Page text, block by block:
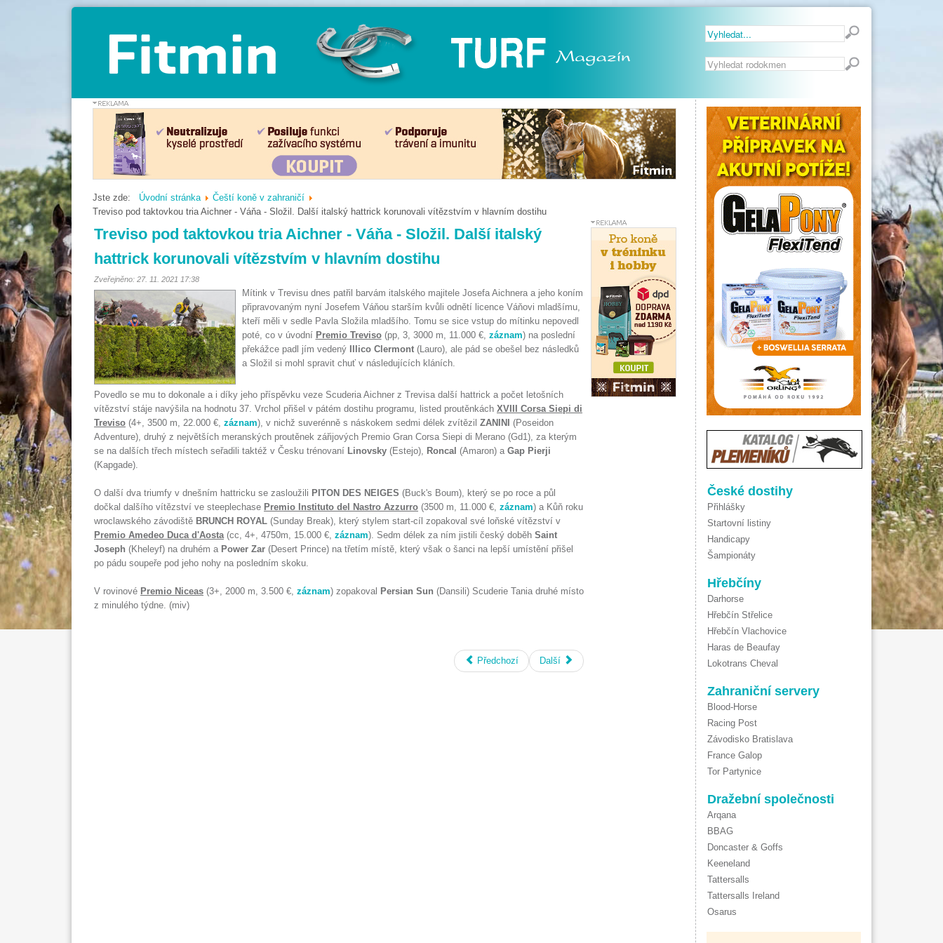
Vyhledávání...
České dostihy
Přihlášky
Startovní listiny
Handicapy
Šampionáty
Hřebčíny
Darhorse
Hřebčín Střelice
Hřebčín Vlachovice
Haras de Beaufay
Lokotrans Cheval
Zahraniční servery
Blood-Horse
Racing Post
Závodisko Bratislava
France Galop
Tor Partynice
Dražební společnosti
Arqana
BBAG
Doncaster & Goffs
Keeneland
Tattersalls
Tattersalls Ireland
Osarus
Jste zde: Úvodní stránka
Čeští koně v zahraničí
Treviso pod taktovkou tria Aichner - Váňa - Složil. Další italský hattrick korunovali vítězstvím v hlavním dostihu
Treviso pod taktovkou tria Aichner - Váňa - Složil. Další italský
hattrick korunovali vítězstvím v hlavním dostihu
Zveřejněno: 27. 11. 2021 17:38
Mítink v Trevisu dnes patřil barvám italského majitele Josefa Aichnera a jeho koním
připravovaným nyní Josefem Váňou starším kvůli odnětí licence Váňovi mladšímu,
kteří měli v sedle Pavla Složila mladšího. Tomu se sice vstup do mítinku nepovedl
poté, co v úvodní Premio Treviso(pp, 3, 3000 m, 11.000 €, záznam) na poslední
překážce padl jím vedený
Illico Clermont(Lauro), ale pád se obešel bez následků
a Složil si mohl spravit chuť v následujících kláních.
Povedlo se mu to dokonale a i díky jeho příspěvku veze Scuderia Aichner z Trevisa další hattrick a počet letošních
vítězství stáje navýšila na hodnotu 37. Vrchol přišel v pátém dostihu programu, listed proutěnkách XVIII Corsa Siepi di
Treviso (4+, 3500 m, 22.000 €, záznam), v nichž suverénně s náskokem sedmi délek zvítězil ZANINI
(Poseidon
Adventure), druhý z největších meranských proutěnek zářijových Premio Gran Corsa Siepi di Merano (Gd1), za kterým
se na dalších třech místech seřadili taktéž v Česku trénovaní Linovsky (Estejo), Roncal (Amaron) a Gap Pierji
(Kapgade).
O další dva triumfy v dnešním hattricku se zasloužili PITON DES NEIGES (Buck's Boum), který se po roce a půl
dočkal dalšího vítězství ve steeplechase Premio Instituto del Nastro Azzurro (3500 m, 11.000 €, záznam) a Kůň roku
wroclawského závodiště BRUNCH ROYAL (Sunday Break), který stylem start-cíl zopakoval své loňské vítězství v
Premio Amedeo Duca d'Aosta(cc, 4+, 4750m, 15.000 €, záznam). Sedm délek za ním jistili český doběh Saint
Joseph (Kheleyf) na druhém a Power Zar (Desert Prince) na třetím místě, který však o šanci na lepší umístění přišel
po pádu soupeře pod jeho nohy na posledním skoku.
V rovinové Premio Niceas (3+, 2000 m, 3.500 €, záznam) zopakoval Persian Sun (Dansili) Scuderie Tania druhé místo
z minulého týdne. (miv)
Předchozí Další